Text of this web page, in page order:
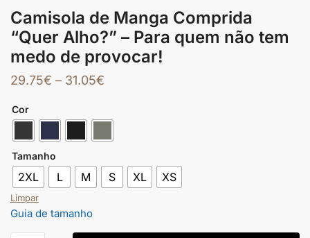
Camisola de Manga Comprida
“Quer Alho?” – Para quem não tem
medo de provocar!
29.75€ – 31.05€
Cor
Tamanho
2XL L M S XL XS
Limpar
Guia de tamanho